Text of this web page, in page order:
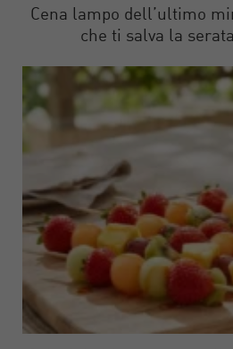
Cena lampo dell’ultimo
che ti salva la